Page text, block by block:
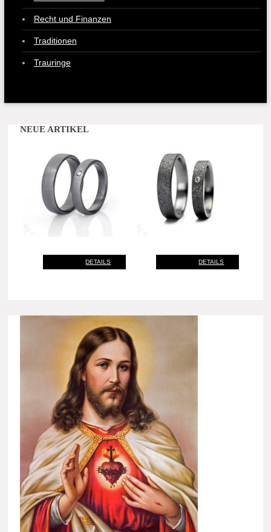
Recht und Finanzen
Traditionen
Trauringe
NEUE ARTIKEL
DETAILS DETAILS